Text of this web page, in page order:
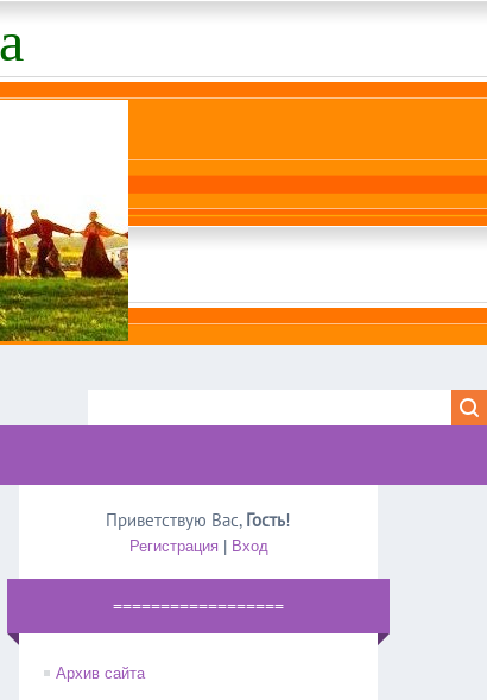
Приветствую Вас, Гость!
Регистрация| Вход
==================
Архив сайта